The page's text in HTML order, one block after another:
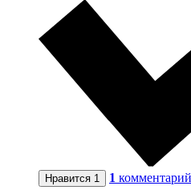
Нравится 1 1 комментарий